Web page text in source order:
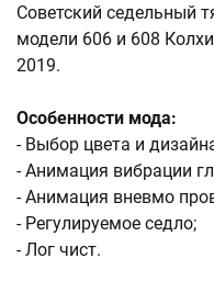
Советский седельный
модели 606 и 608
2019.
Особенности мода:
- Выбор цвета и
- Анимация вибрации
- Анимация вневмо
- Регулируемое седло;
- Лог чист.